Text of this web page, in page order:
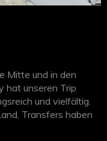
Mitte und in den
hat unseren Trip
und vielfältig.
Transfers haben
gelegen, vieles